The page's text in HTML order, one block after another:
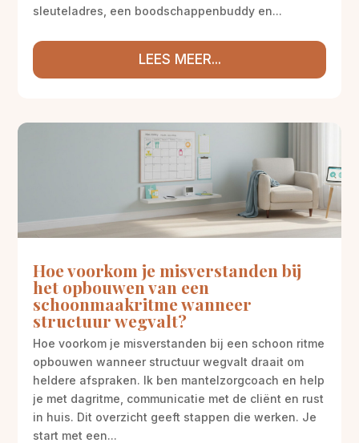
sleuteladres, een boodschappenbuddy en...
LEES MEER...
Hoe voorkom je misverstanden bij
het opbouwen van een
schoonmaakritme wanneer
structuur wegvalt?
Hoe voorkom je misverstanden bij een schoon ritme
opbouwen wanneer structuur wegvalt draait om
heldere afspraken. Ik ben mantelzorgcoach en help
je met dagritme, communicatie met de cliënt en rust
in huis. Dit overzicht geeft stappen die werken. Je
start met een...